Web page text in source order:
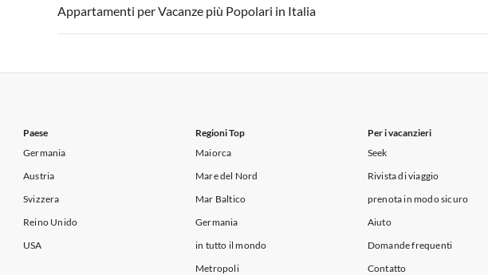
Appartamenti per Vacanze in Italia Appartamenti per Vacanze in Liguria
Appartamenti per Vacanze in Lago di Garda Appartamenti per Vacanze in Lago di Como
Appartamenti per Vacanze più Popolari in Italia
Paese
Germania
Austria
Svizzera
Reino Unido
USA
Regioni Top
Maiorca
Mare del Nord
Mar Baltico
Germania
in tutto il mondo
Metropoli
Per i vacanzieri
Seek
Rivista di viaggio
prenota in modo sicuro
Aiuto
Domande frequenti
Contatto